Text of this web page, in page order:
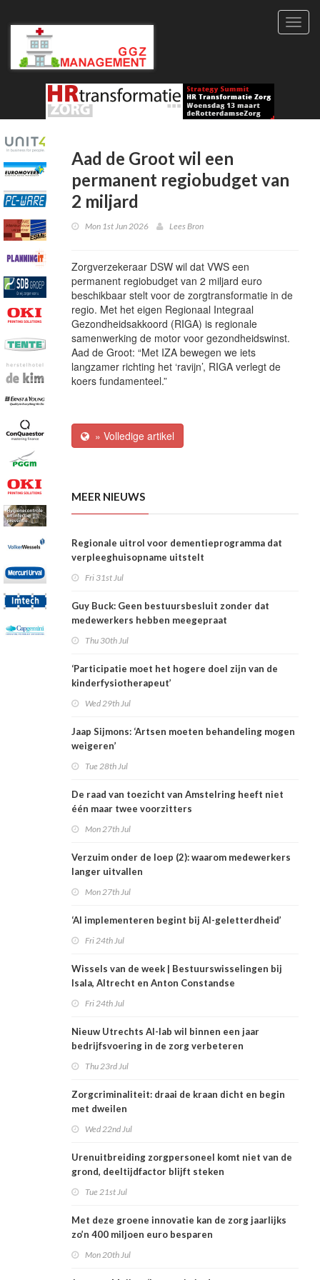
Aad de Groot wil een
permanent regiobudget van
2 miljard
Mon 1st Jun 2026 Lees Bron
Zorgverzekeraar DSW wil dat VWS een
permanent regiobudget van 2 miljard euro
beschikbaar stelt voor de zorgtransformatie in de
regio. Met het eigen Regionaal Integraal
Gezondheidsakkoord (RIGA) is regionale
samenwerking de motor voor gezondheidswinst.
Aad de Groot: “Met IZA bewegen we iets
langzamer richting het ‘ravijn’, RIGA verlegt de
koers fundamenteel.”
» Volledige artikel
MEER NIEUWS
Regionale uitrol voor dementieprogramma dat
verpleeghuisopname uitstelt
Fri 31st Jul
Guy Buck: Geen bestuursbesluit zonder dat
medewerkers hebben meegepraat
Thu 30th Jul
‘Participatie moet het hogere doel zijn van de
kinderfysiotherapeut’
Wed 29th Jul
Jaap Sijmons: ‘Artsen moeten behandeling mogen
weigeren’
Tue 28th Jul
De raad van toezicht van Amstelring heeft niet
één maar twee voorzitters
Mon 27th Jul
Verzuim onder de loep (2): waarom medewerkers
langer uitvallen
Mon 27th Jul
‘AI implementeren begint bij AI-geletterdheid’
Fri 24th Jul
Wissels van de week | Bestuurswisselingen bij
Isala, Altrecht en Anton Constandse
Fri 24th Jul
Nieuw Utrechts AI-lab wil binnen een jaar
bedrijfsvoering in de zorg verbeteren
Thu 23rd Jul
Zorgcriminaliteit: draai de kraan dicht en begin
met dweilen
Wed 22nd Jul
Urenuitbreiding zorgpersoneel komt niet van de
grond, deeltijdfactor blijft steken
Tue 21st Jul
Met deze groene innovatie kan de zorg jaarlijks
zo’n 400 miljoen euro besparen
Mon 20th Jul